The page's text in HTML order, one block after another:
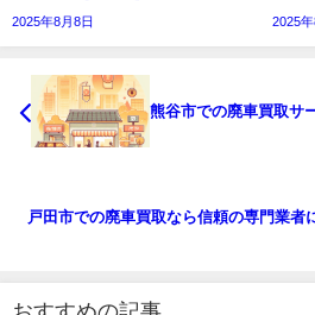
2025年8月8日 2025
熊谷市での廃車買取サ
戸田市での廃車買取なら信頼の専門業者